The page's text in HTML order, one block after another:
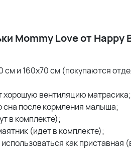
Mommy Love от Happy
см и 160х70 см (покупаются
хорошую вентиляцию матрасика;
сна после кормления малыша;
в комплекте);
(идет в комплекте);
как приставная